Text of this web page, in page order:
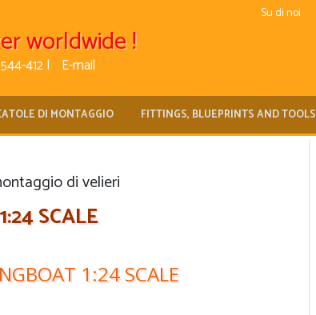
Su di noi
worldwide !
412 | E-mail
DI MONTAGGIO FITTINGS, BLUEPRINTS AND TOOLS
di velieri
SCALE
1:24 SCALE